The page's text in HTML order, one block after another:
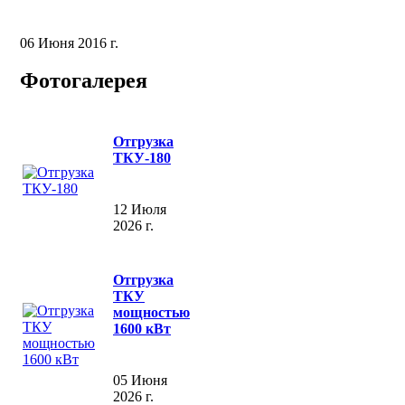
06 Июня 2016 г.
Фотогалерея
Отгрузка
ТКУ-180
12 Июля
2026 г.
Отгрузка
ТКУ
мощностью
1600 кВт
05 Июня
2026 г.